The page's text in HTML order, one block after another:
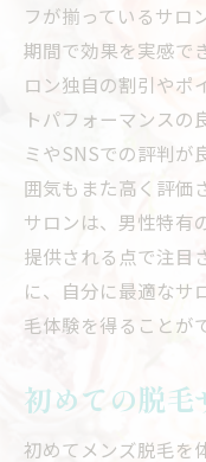
月額制と
コストを抑
初回限定
隠れコス
脱毛初心者必
る方法
初めての
脱毛前の
フが揃っているサロ
期間で効果を実感で
ロン独自の割引やポ
トパフォーマンスの
ミやSNSでの評判が
囲気もまた高く評価
サロンは、男性特有
提供される点で注目
に、自分に最適なサ
毛体験を得ることが
初めての脱毛
初めてメンズ脱毛を